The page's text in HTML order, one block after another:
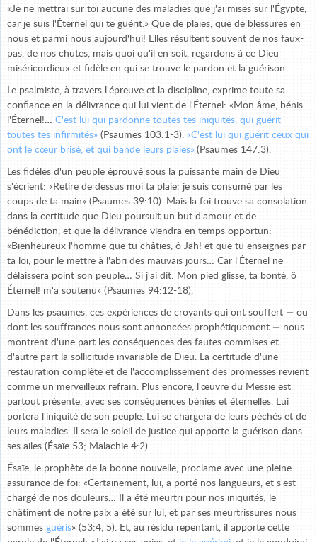
«Je ne mettrai sur toi aucune des maladies que j'ai mises sur l'Égypte,
car je suis l'Éternel qui te guérit.» Que de plaies, que de blessures en
nous et parmi nous aujourd'hui! Elles résultent souvent de nos faux-
pas, de nos chutes, mais quoi qu'il en soit, regardons à ce Dieu
miséricordieux et fidèle en qui se trouve le pardon et la guérison.
Le psalmiste, à travers l'épreuve et la discipline, exprime toute sa
confiance en la délivrance qui lui vient de l'Éternel: «Mon âme, bénis
l'Éternel!… C'est lui qui pardonne toutes tes iniquités, qui guérit
toutes tes infirmités» (Psaumes 103:1-3). «C'est lui qui guérit ceux qui
ont le cœur brisé, et qui bande leurs plaies» (Psaumes 147:3).
Les fidèles d'un peuple éprouvé sous la puissante main de Dieu
s'écrient: «Retire de dessus moi ta plaie: je suis consumé par les
coups de ta main» (Psaumes 39:10). Mais la foi trouve sa consolation
dans la certitude que Dieu poursuit un but d'amour et de
bénédiction, et que la délivrance viendra en temps opportun:
«Bienheureux l'homme que tu châties, ô Jah! et que tu enseignes par
ta loi, pour le mettre à l'abri des mauvais jours… Car l'Éternel ne
délaissera point son peuple… Si j'ai dit: Mon pied glisse, ta bonté, ô
Éternel! m'a soutenu» (Psaumes 94:12-18).
Dans les psaumes, ces expériences de croyants qui ont souffert — ou
dont les souffrances nous sont annoncées prophétiquement — nous
montrent d'une part les conséquences des fautes commises et
d'autre part la sollicitude invariable de Dieu. La certitude d'une
restauration complète et de l'accomplissement des promesses revient
comme un merveilleux refrain. Plus encore, l'œuvre du Messie est
partout présente, avec ses conséquences bénies et éternelles. Lui
portera l'iniquité de son peuple. Lui se chargera de leurs péchés et de
leurs maladies. Il sera le soleil de justice qui apporte la guérison dans
ses ailes (Ésaïe 53; Malachie 4:2).
Ésaïe, le prophète de la bonne nouvelle, proclame avec une pleine
assurance de foi: «Certainement, lui, a porté nos langueurs, et s'est
chargé de nos douleurs… Il a été meurtri pour nos iniquités; le
châtiment de notre paix a été sur lui, et par ses meurtrissures nous
sommes guéris» (53:4, 5). Et, au résidu repentant, il apporte cette